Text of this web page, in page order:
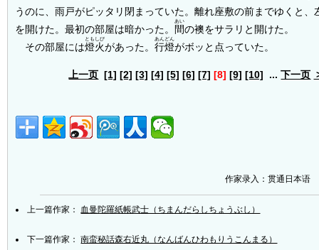
うのに、雨戸がピッタリ閉まっていた。離れ座敷の前までゆくと、
を開けた。最初の部屋は暗かった。 間
あい
の襖をサラリと開けた。
その部屋には燈火
ともしび
があった。行燈
あんどん
がボッと点っていた。
上一页 [1] [2] [3] [4] [5] [6] [7] [8] [9] [10] ...下一页
作家录入：贯通日本语
上一篇作家： 血曼陀羅紙帳武士（ちまんだらしちょうぶし）
下一篇作家：南蛮秘話森右近丸（なんばんひわもりうこんまる）